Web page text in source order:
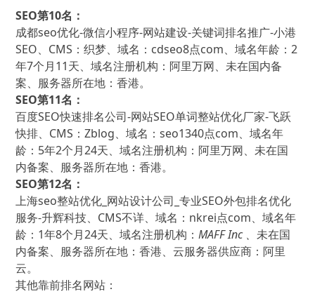
SEO第10名：
成都seo优化-微信小程序-网站建设-关键词排名推广-小港
SEO、CMS：织梦、域名：cdseo8点com、域名年龄：2
年7个月11天、域名注册机构：阿里万网、未在国内备
案、服务器所在地：香港。
SEO第11名：
百度SEO快速排名公司-网站SEO单词整站优化厂家-飞跃
快排、CMS：Zblog、域名：seo1340点com、域名年
龄：5年2个月24天、域名注册机构：阿里万网、未在国
内备案、服务器所在地：香港。
SEO第12名：
上海seo整站优化_网站设计公司_专业SEO外包排名优化
服务-升辉科技、CMS不详、域名：nkrei点com、域名年
龄：1年8个月24天、域名注册机构：MAFF Inc 、未在国
内备案、服务器所在地：香港、云服务器供应商：阿里
云。
其他靠前排名网站：